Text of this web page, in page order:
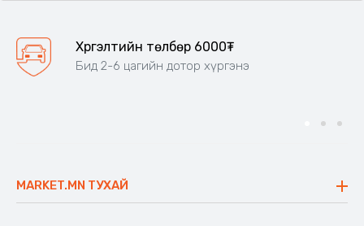
Хүргэлтийн төлбөр 6000₮
Бид 2-6 цагийн дотор хүргэнэ
MARKET.MN ТУХАЙ